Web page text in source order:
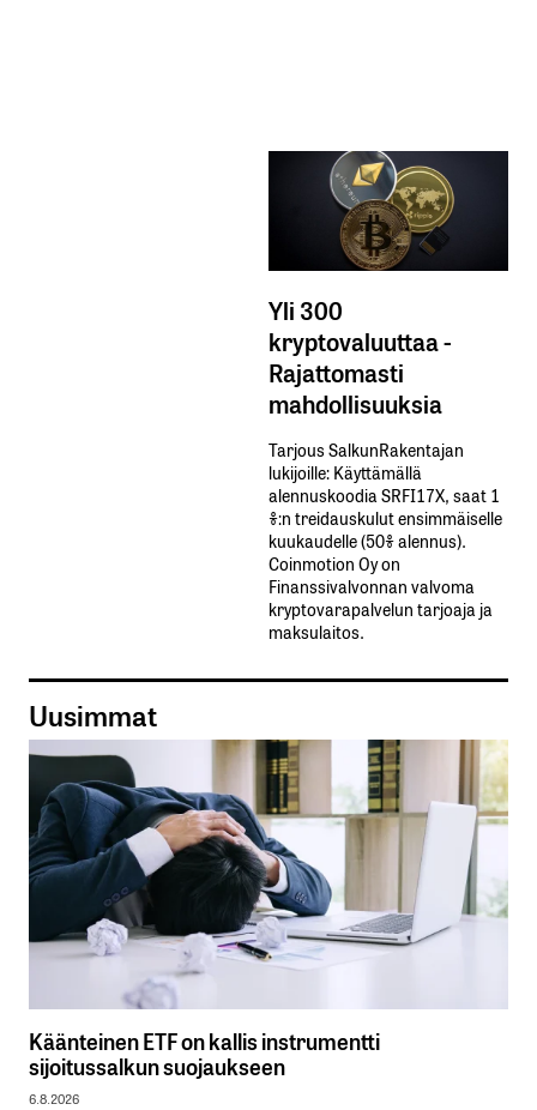
Yli 300
kryptovaluuttaa -
Rajattomasti
mahdollisuuksia
Tarjous SalkunRakentajan
lukijoille: Käyttämällä​ ​
alennuskoodia​ ​SRFI17X,​ ​saat​ ​1
%:n treidauskulut​ ​ensimmäiselle​ ​
kuukaudelle​ ​(50%​ ​alennus).
Coinmotion Oy on
Finanssivalvonnan valvoma
kryptovarapalvelun tarjoaja ja
maksulaitos.
Uusimmat
Käänteinen ETF on kallis instrumentti
sijoitussalkun suojaukseen
6.8.2026